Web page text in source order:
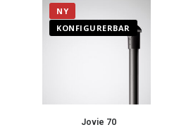
NY
KONFIGURERBAR
Jovie 70